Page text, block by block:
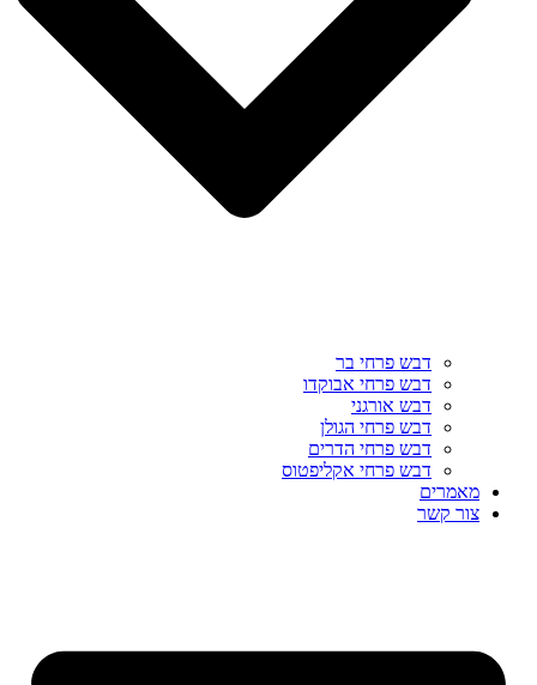
דבש פרחי בר
דבש פרחי אבוקדו
דבש אורגני
דבש פרחי הגולן
דבש פרחי הדרים
דבש פרחי אקליפטוס
מאמרים
צור קשר